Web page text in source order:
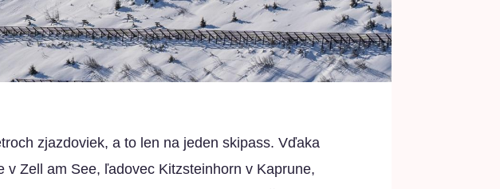
zjazdoviek, a to len na jeden skipass. Vďaka
Zell am See, ľadovec Kitzsteinhorn v Kaprune,